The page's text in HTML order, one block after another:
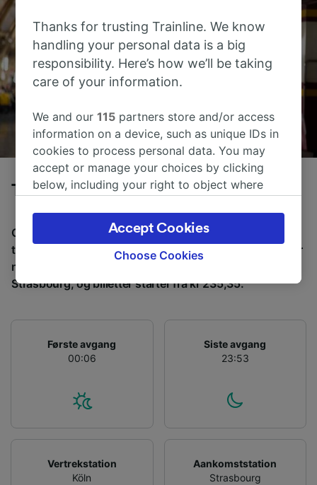
Tog fra Köln til Strasbourg
Gjennomsnittlig tid å reise fra Köln til Strasbourg med
tog er 3 t 46m, over en avstand på rundt 268 km. Det er
normalt 22 tog per dag som reiser fra Köln til
Strasbourg, og billetter starter fra kr 235,35.
Første avgang
00:06
Siste avgang
23:53
Vertrekstation
Köln
Aankomststation
Strasbourg
Thanks for trusting Trainline. We know
handling your personal data is a big
responsibility. Here’s how we’ll be taking
care of your information.
We and our115 partners store and/or access
information on a device, such as unique IDs in
cookies to process personal data. You may
accept or manage your choices by clicking
below, including your right to object where
the privacy policy page. These choices will be
signaled to our partners and will not affect
browsing data. Your data will not be used for
track you.
device characteristics for identification. Store
and/or access information on a device.
audience research and services development.
List of Partners
Choose Cookies
Accept Cookies